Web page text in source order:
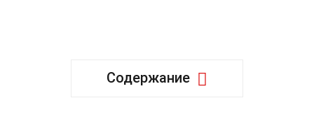
Содержание